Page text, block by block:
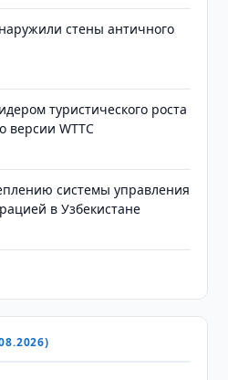
стены античного
туристического роста
версии WTTC
системы управления
в Узбекистане